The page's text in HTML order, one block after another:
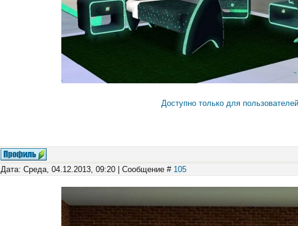
Доступно только для пользователей
Дата: Среда, 04.12.2013, 09:20 | Сообщение # 105